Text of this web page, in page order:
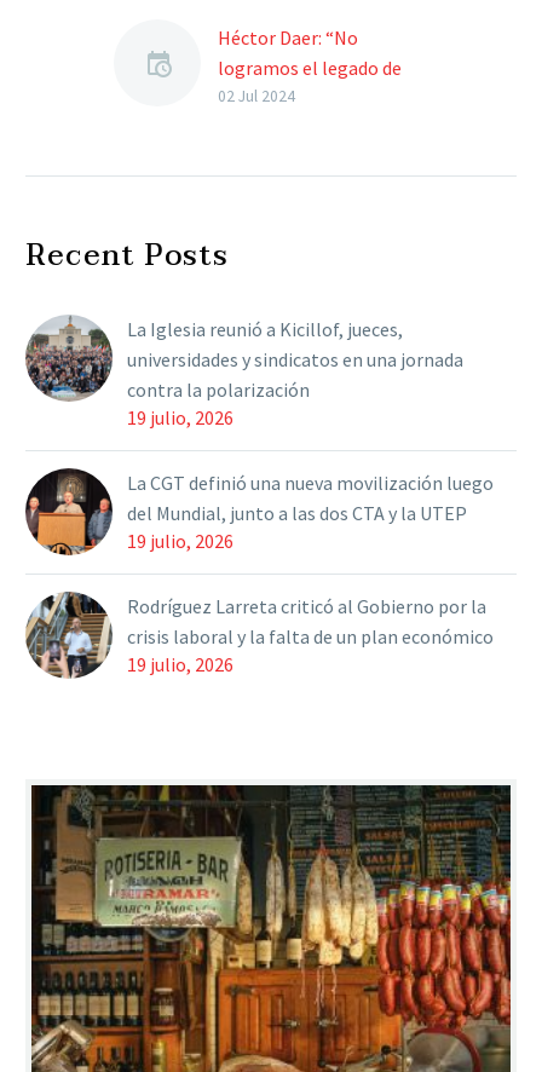
Héctor Daer: “No
logramos el legado de
Perón”
sobre el peronismo,
02 Jul 2024
Recent Posts
La Iglesia reunió a Kicillof, jueces,
universidades y sindicatos en una jornada
contra la polarización
19 julio, 2026
La CGT definió una nueva movilización luego
del Mundial, junto a las dos CTA y la UTEP
19 julio, 2026
Rodríguez Larreta criticó al Gobierno por la
crisis laboral y la falta de un plan económico
19 julio, 2026